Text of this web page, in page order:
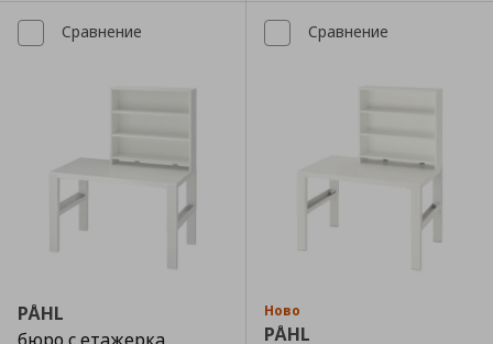
Сравнение
PÅHL
Сравнение
Ново
PÅHL